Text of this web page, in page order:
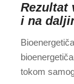
Rezultat
i na
tokom